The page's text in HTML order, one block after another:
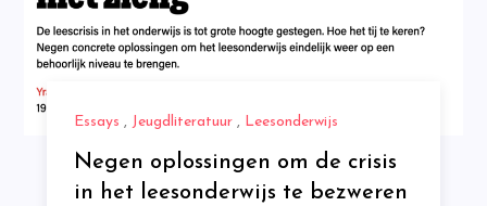
Essays , Jeugdliteratuur, Leesonderwijs
Negen oplossingen om de crisis
in het leesonderwijs te bezweren